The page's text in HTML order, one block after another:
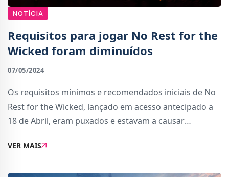
NOTÍCIA
Requisitos para jogar No Rest for the
Wicked foram diminuídos
07/05/2024
Os requisitos mínimos e recomendados iniciais de No
Rest for the Wicked, lançado em acesso antecipado a
18 de Abril, eram puxados e estavam a causar
decente.Desde então, a Moon Studios lançou uma
VER MAIS